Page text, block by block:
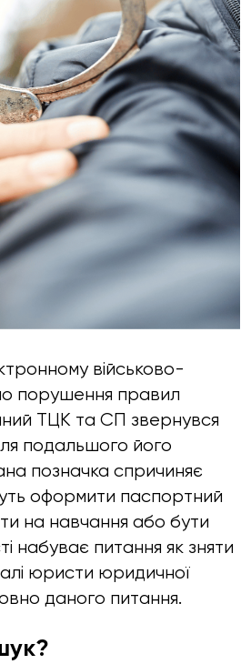
військово-
порушення правил
ТЦК та СП звернувся
подальшого його
позначка спричиняє
оформити паспортний
на навчання або бути
набуває питання як зняти
юристи юридичної
даного питання.